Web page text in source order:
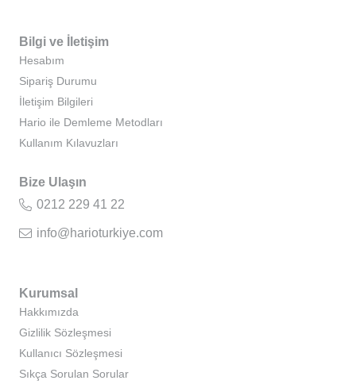
Bilgi ve İletişim
Hesabım
Sipariş Durumu
İletişim Bilgileri
Hario ile Demleme Metodları
Kullanım Kılavuzları
Bize Ulaşın
0212 229 41 22
info@harioturkiye.com
Kurumsal
Hakkımızda
Gizlilik Sözleşmesi
Kullanıcı Sözleşmesi
Sıkça Sorulan Sorular